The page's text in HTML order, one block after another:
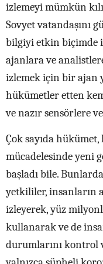
izlemeyi mümkün
Sovyet vatandaşını
bilgiyi etkin biçimde
ajanlara ve
izlemek için bir ajan
hükümetler etten
ve nazır sensörlere
Çok sayıda
mücadelesinde yeni
başladı bile.
yetkililer, insanların
izleyerek, yüz
kullanarak ve de
durumlarını kontrol